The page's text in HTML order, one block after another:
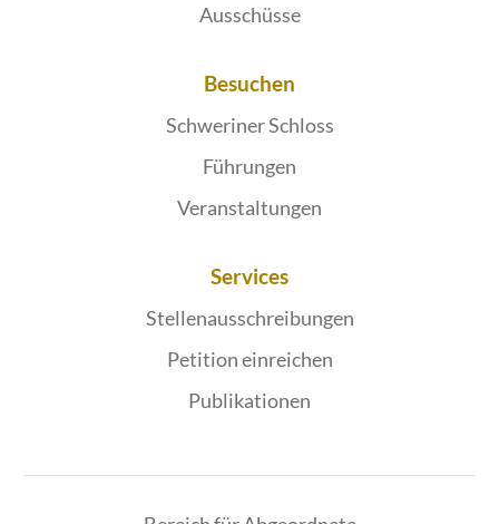
Ausschüsse
Besuchen
Schweriner Schloss
Führungen
Veranstaltungen
Services
Stellenausschreibungen
Petition einreichen
Publikationen